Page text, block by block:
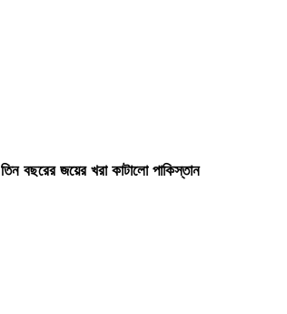
তিন বছরের জয়ের খরা কাটালো পাকিস্তান